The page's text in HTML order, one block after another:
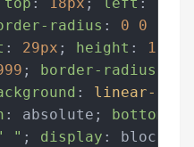
radius : 0 0
: 29px ; height : 12px
; border-radius
: linear-
: absolute; bottom
" ; display : block;